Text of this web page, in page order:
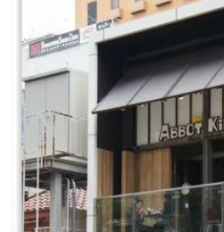
舞台・ライブ
名古屋
ナナちゃん人形